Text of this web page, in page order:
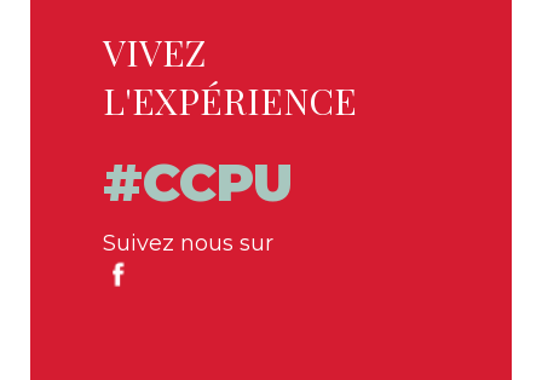
VIVEZ
L'EXPÉRIENCE
#CCPU
Suivez nous sur